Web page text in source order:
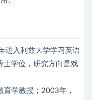
进入利兹大学学习英语
士学位，研究方向是戏
学教授；2003年，